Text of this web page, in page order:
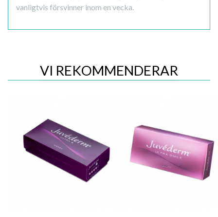
vanligtvis försvinner inom en vecka.
VI REKOMMENDERAR
Quick View Quick View